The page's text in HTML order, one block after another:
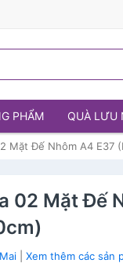
PHẨM QUÀ LƯU
Mặt Đế Nhôm A4 E37
02 Mặt Đế
|Xem thêm các sản